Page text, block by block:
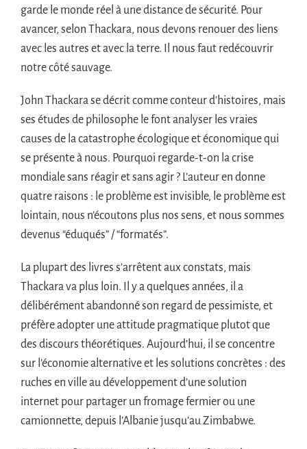
garde le monde réel à une distance de sécurité. Pour
avancer, selon Thackara, nous devons renouer des liens
avec les autres et avec la terre. Il nous faut redécouvrir
notre côté sauvage.
John Thackara se décrit comme conteur d’histoires, mais
ses études de philosophe le font analyser les vraies
causes de la catastrophe écologique et économique qui
se présente à nous. Pourquoi regarde-t-on la crise
mondiale sans réagir et sans agir ? L’auteur en donne
quatre raisons : le problème est invisible, le problème est
lointain, nous n’écoutons plus nos sens, et nous sommes
devenus “éduqués” / “formatés”.
La plupart des livres s’arrêtent aux constats, mais
Thackara va plus loin. Il y a quelques années, il a
délibérément abandonné son regard de pessimiste, et
préfère adopter une attitude pragmatique plutot que
des discours théorétiques. Aujourd’hui, il se concentre
sur l’économie alternative et les solutions concrètes : des
ruches en ville au développement d’une solution
internet pour partager un fromage fermier ou une
camionnette, depuis l’Albanie jusqu’au Zimbabwe.